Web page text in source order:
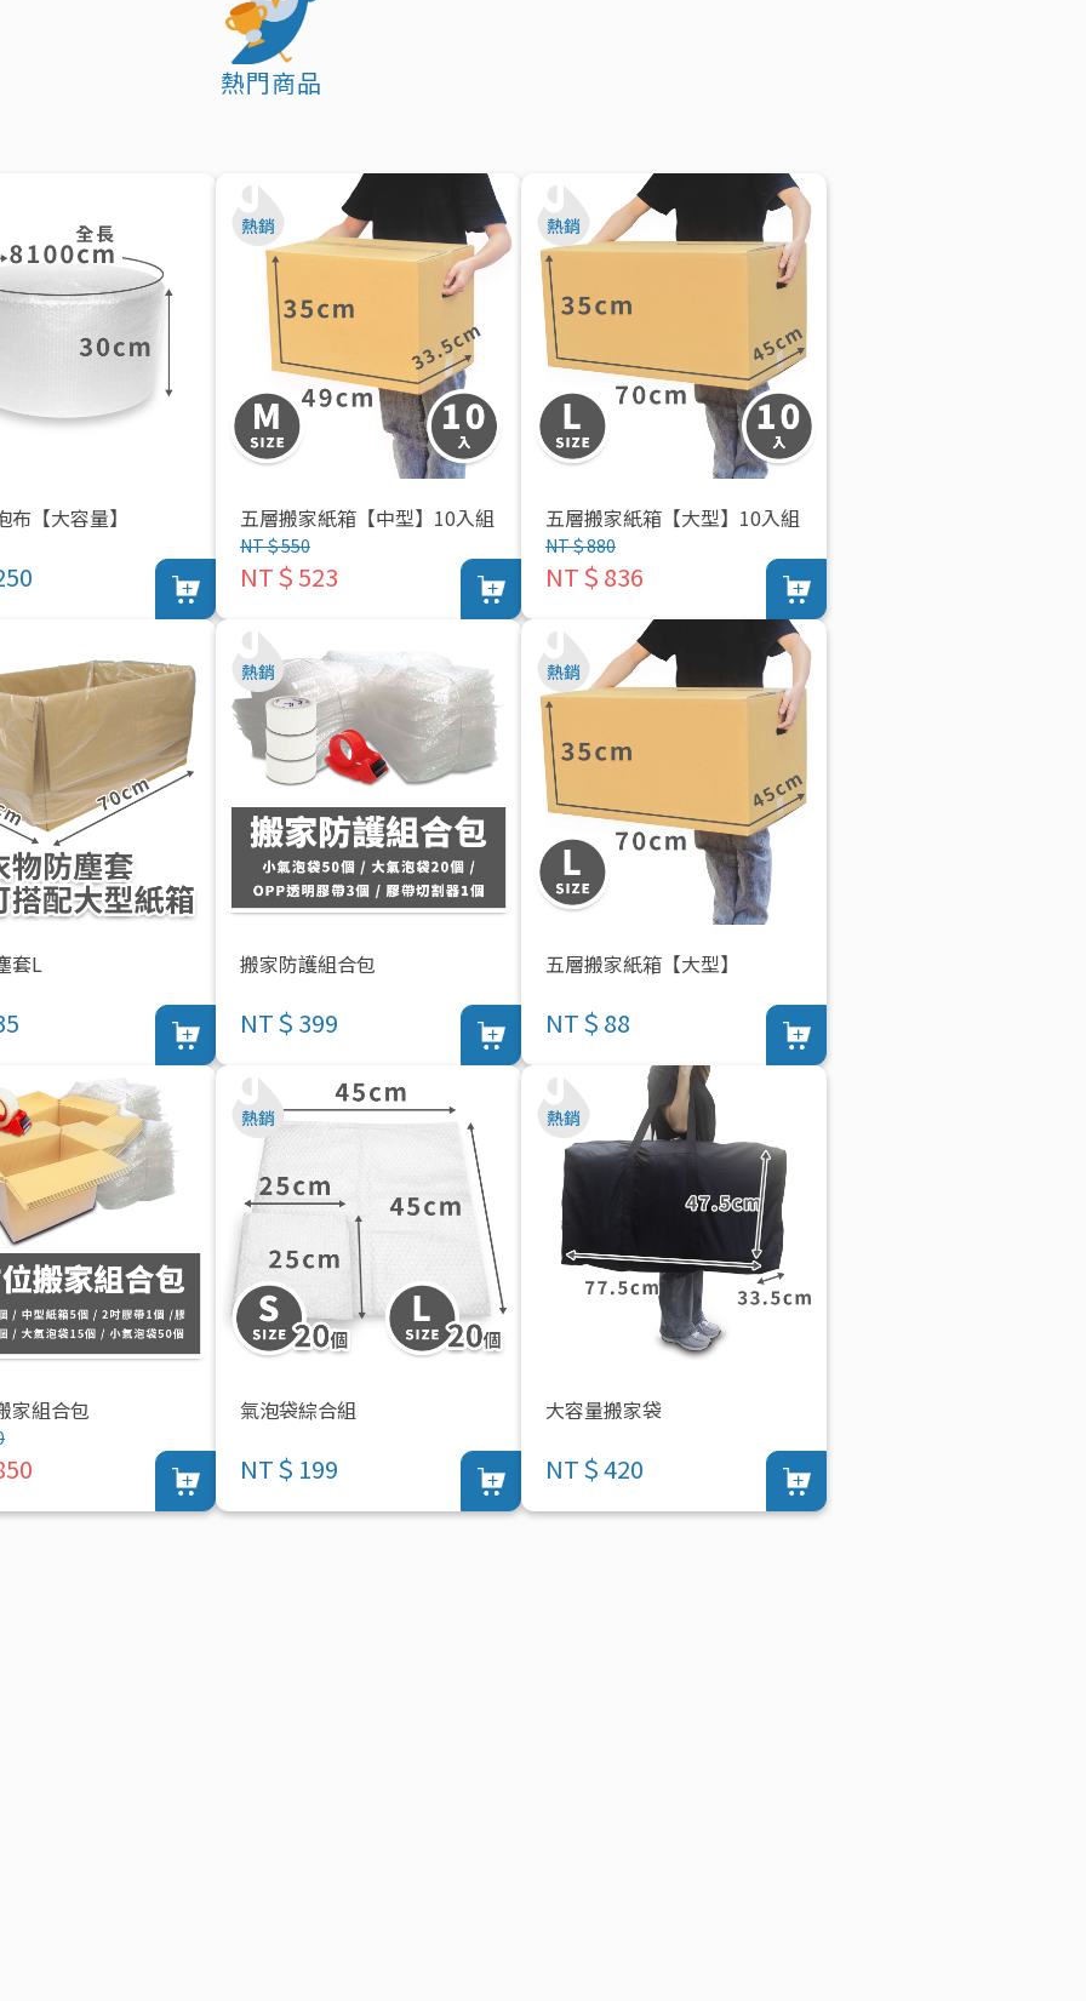
熱門商品
布【大容量】 五層搬家紙箱【中型】10入組
NT＄550
NT＄523
五層搬家紙箱【大型】10入組
NT＄880
NT＄836
套L 搬家防護組合包
NT＄399
五層搬家紙箱【大型】
NT＄88
家組合包 氣泡袋綜合組
NT＄199
大容量搬家袋
NT＄420